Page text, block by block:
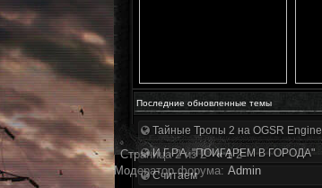
Последние обновленные темы
Тайные Тропы 2 на OGSR Engine
И.Г.Р.А. "ПОИГАРЕМ В ГОРОДА"
Считаем
Страница2из2 « 1 2
Модератор форума: Аdmin